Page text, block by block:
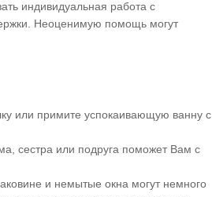
индивидуальная работа с
Неоценимую помощь могут
или примите успокаивающую ванну с
сестра или подруга поможет Вам с
и немытые окна могут немного